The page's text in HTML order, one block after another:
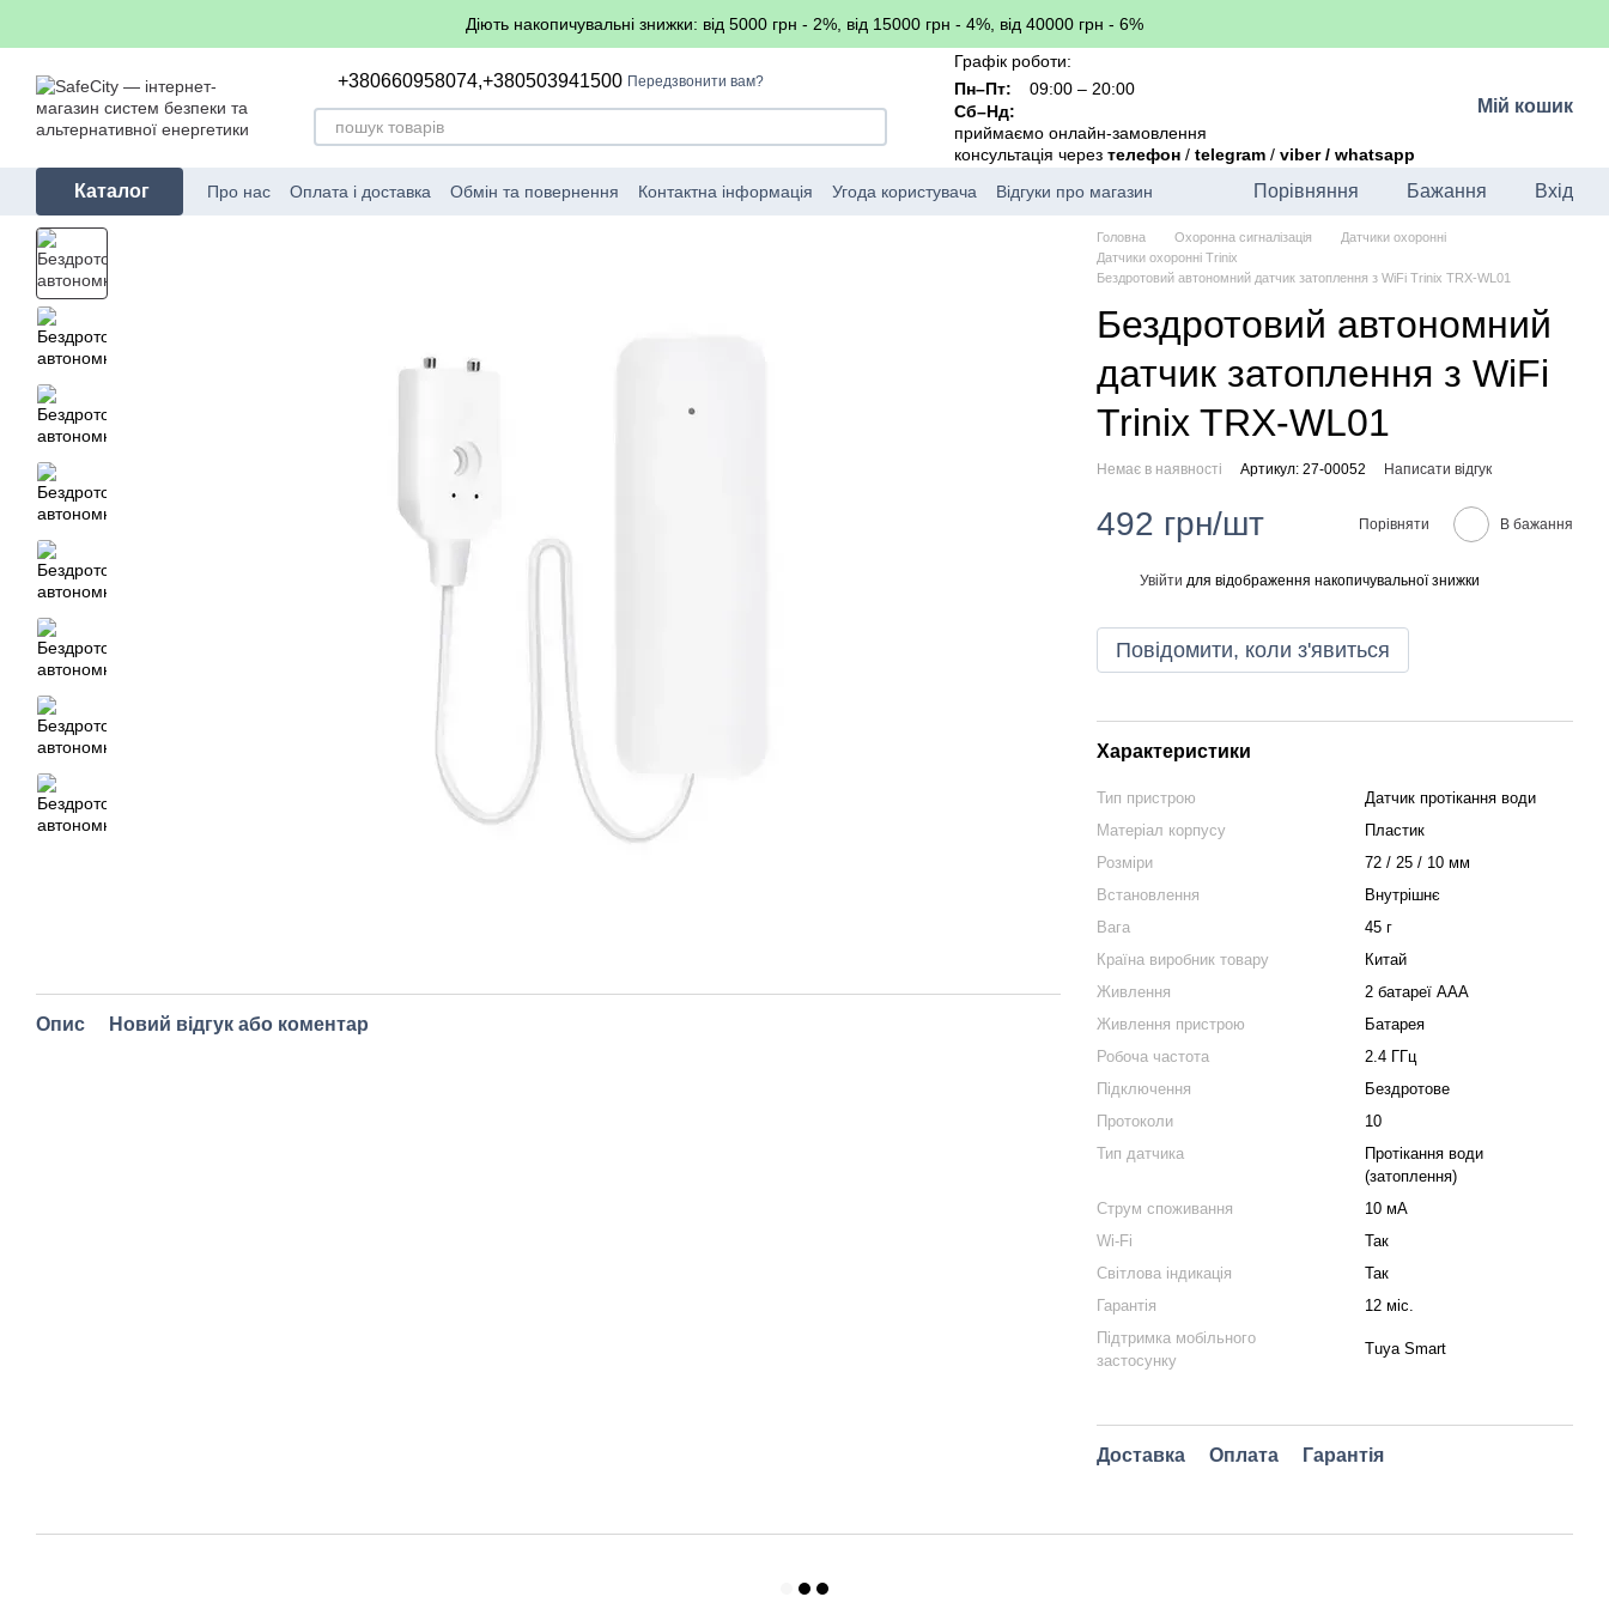
Діють накопичувальні знижки: від 5000 грн - 2%, від 15000 грн - 4%, від 40000 грн - 6%
+380660958074,+380503941500 Передзвонити вам?
Графік роботи:
Пн–Пт:
09:00 – 20:00
Сб–Нд:
приймаємо онлайн-замовлення
консультація черезтелефон /telegram /viber / whatsapp
Мій кошик
Каталог Про нас Оплата і доставка Обмін та повернення Контактна інформація Угода користувача Відгуки про магазин Порівняння Бажання Вхід
Головна Охоронна сигналізація
Датчики охоронні
Датчики охоронні Trinix
Бездротовий автономний датчик затоплення з WiFi Trinix TRX-WL01
Бездротовий автономний
датчик затоплення з WiFi
Trinix TRX-WL01
Немає в наявності Артикул: 27-00052 Написати відгук
492 грн/шт Порівняти В бажання
Увійти для відображення накопичувальної знижки
Повідомити, коли з'явиться
Характеристики
Тип пристрою
Датчик протікання води
Матеріал корпусу
Пластик
Розміри
72 / 25 / 10 мм
Встановлення
Внутрішнє
Вага
45 г
Країна виробник товару
Китай
Живлення
2 батареї AAA
Живлення пристрою
Батарея
Робоча частота
2.4 ГГц
Підключення
Бездротове
Протоколи
10
Тип датчика
Протікання води
(затоплення)
Струм споживання
10 мА
Wi-Fi
Так
Світлова індикація
Так
Гарантія
12 міс.
Підтримка мобільного
застосунку
Tuya Smart
Доставка Оплата Гарантія
Опис Новий відгук або коментар